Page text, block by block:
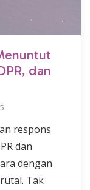
dan
respons
dan
dengan
Tak